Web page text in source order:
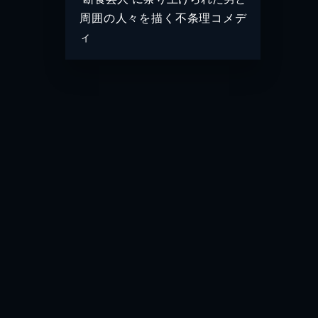
周囲の人々を描く不条理コメデ
ィ